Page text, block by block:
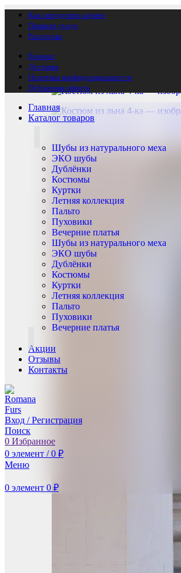
Как определить размер
Правила ухода
Рассрочка
Возврат
Доставка
Политика конфиденциальности
Публичная оферта
Главная
Каталог товаров
Шубы из натурального меха
ЭКО шубы
Дублёнки
Костюмы
Куртки
Летняя коллекция
Пальто
Пуховики
Вечерние платья
Шубы из натурального меха
ЭКО шубы
Дублёнки
Костюмы
Куртки
Летняя коллекция
Пальто
Пуховики
Вечерние платья
Акции
Отзывы
Контакты
Вход / Регистрация
Поиск
0 Избранное
0 элемент / 0 ₽
Меню
0 элемент 0 ₽
ГлавнаяЛетняя коллекция